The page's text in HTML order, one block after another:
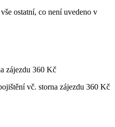
ostatní, co není uvedeno v
zájezdu 360 Kč
vč. storna zájezdu 360 Kč